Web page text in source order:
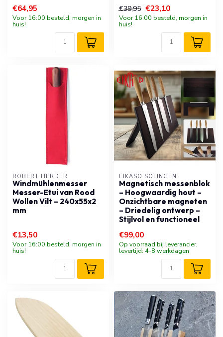
€64,95
Voor 16:00 besteld, morgen in
huis!
€39,95 €23,10
Voor 16:00 besteld, morgen in
huis!
ROBERT HERDER
Windmühlenmesser
Messer-Etui van Rood
Wollen Vilt – 240x55x2
mm
€13,50
Voor 16:00 besteld, morgen in
huis!
EIKASO SOLINGEN
Magnetisch messenblok
– Hoogwaardig hout –
Onzichtbare magneten
– Driedelig ontwerp –
Stijlvol en functioneel
€99,00
Op voorraad bij leverancier,
levertijd: 4-8 werkdagen